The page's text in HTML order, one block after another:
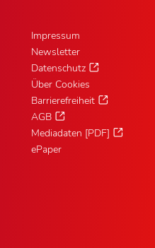
Impressum
Newsletter
Datenschutz
Über Cookies
Barrierefreiheit
AGB
Mediadaten [PDF]
ePaper